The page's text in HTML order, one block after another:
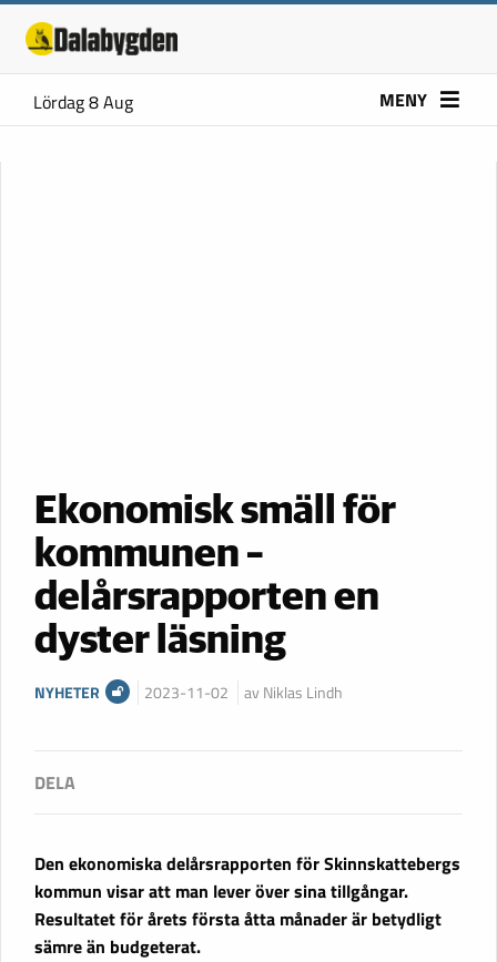
Lördag 8 Aug MENY
Ekonomisk smäll för
kommunen –
delårsrapporten en
dyster läsning
NYHETER 2023-11-02 av Niklas Lindh
Den ekonomiska delårsrapporten för Skinnskattebergs
kommun visar att man lever över sina tillgångar.
Resultatet för årets första åtta månader är betydligt
sämre än budgeterat.